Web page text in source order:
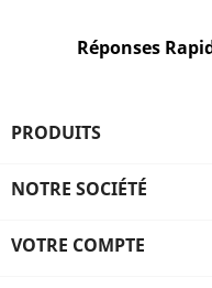
Réponses
PRODUITS
NOTRE SOCIÉTÉ
VOTRE COMPTE